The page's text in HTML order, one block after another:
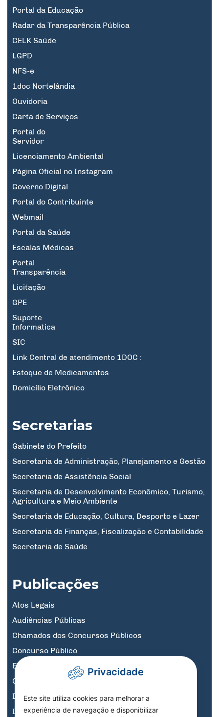
Portal da Educação
Radar da Transparência Pública
CELK Saúde
LGPD
NFS-e
1doc Nortelândia
Ouvidoria
Carta de Serviços
Portal do
Servidor
Licenciamento Ambiental
Página Oficial no Instagram
Governo Digital
Portal do Contribuinte
Webmail
Portal da Saúde
Escalas Médicas
Portal
Transparência
Licitação
GPE
Suporte
Informatica
SIC
Link Central de atendimento 1DOC :
Estoque de Medicamentos
Domicílio Eletrônico
Secretarias
Gabinete do Prefeito
Secretaria de Administração, Planejamento e Gestão
Secretaria de Assistência Social
Secretaria de Desenvolvimento Econômico, Turismo,
Agricultura e Meio Ambiente
Secretaria de Educação, Cultura, Desporto e Lazer
Secretaria de Finanças, Fiscalização e Contabilidade
Secretaria de Saúde
Publicações
Atos Legais
Audiências Públicas
Chamados dos Concursos Públicos
Concurso Público
Educação
Governo Digital
Informativos
Informativos Licitações
Privacidade
Este site utiliza cookies para melhorar a
experiência de navegação e disponibilizar